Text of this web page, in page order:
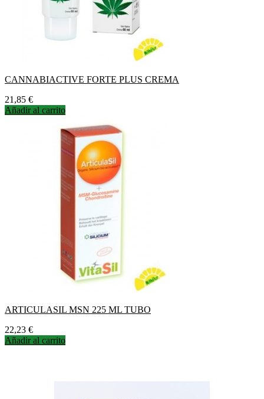
CANNABIACTIVE FORTE PLUS CREMA
Precio
21,85 €
Añadir al carrito
ARTICULASIL MSN 225 ML TUBO
Precio
22,23 €
Añadir al carrito